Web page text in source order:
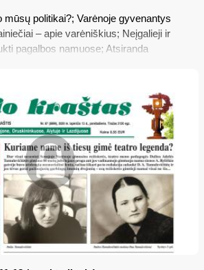
mūsų politikai?; Varėnoje gyvenantys
– apie varėniškius; Neįgalieji ir
pagalbos namuose; Atsiranda